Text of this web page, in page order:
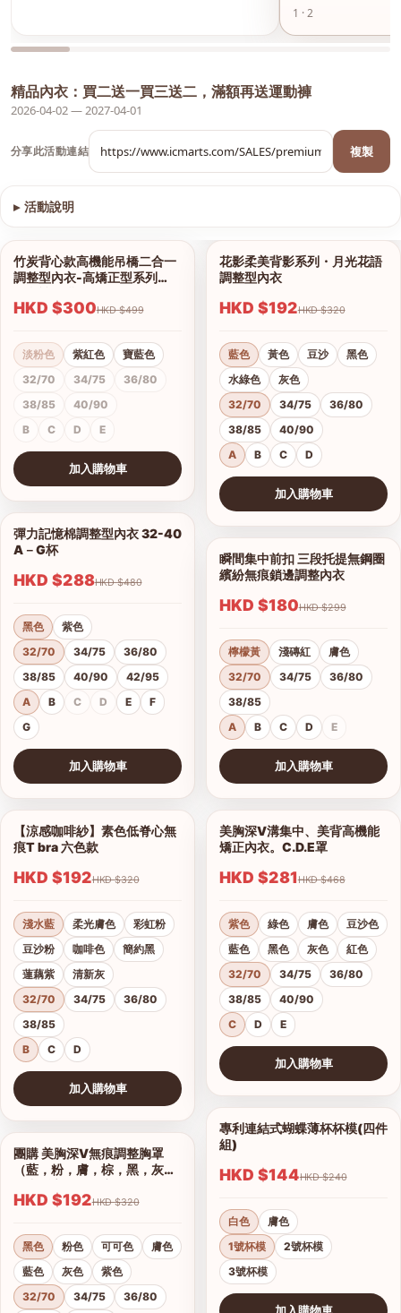
1 · 2
精品內衣：買二送一買三送二，滿額再送運動褲
2026-04-02 — 2027-04-01
分享此活動連結 複製
▸ 活動說明
1/13
查看圖片
竹炭背心款高機能吊橋二合一
調整型內衣-高矯正型系列
HKD $300 HKD $499
淡粉色 紫紅色
寶藍色
32/70
34/75
36/80
38/85
40/90
B
C D E
加入購物車
1/18
查看圖片
彈力記憶棉調整型內衣 32-40
A－G杯
HKD $288 HKD $480
黑色
紫色
32/70
34/75
36/80
38/85
40/90
42/95
A
B C D E
F
G
加入購物車
1/18
查看圖片
【涼感咖啡紗】素色低脊心無
痕T bra 六色款
HKD $192 HKD $320
淺水藍 柔光膚色
彩虹粉
豆沙粉
咖啡色
簡約黑
蓮藕紫
清新灰
32/70
34/75
36/80
38/85
B
C D
加入購物車
1/17
查看圖片
團購 美胸深V無痕調整胸罩
（藍，粉，膚，棕，黑，灰）
HKD $192 HKD $320
黑色 粉色 可可色
膚色
藍色
灰色
紫色
32/70
34/75 36/80
1/18
花影柔美背影系列・月光花語
調整型內衣
HKD $192 HKD $320
藍色 黃色 豆沙
黑色
水綠色
灰色
32/70
34/75
36/80
38/85
40/90
A
B C D
加入購物車
1/9
查看圖片
瞬間集中前扣 三段托提無鋼圈
繽紛無痕鎖邊調整內衣
HKD $180 HKD $299
檸檬黃 淺磚紅
膚色
32/70
34/75
36/80
38/85
A
B C D E
加入購物車
1/16
查看圖片
美胸深V溝集中、美背高機能
矯正內衣。C.D.E罩
HKD $281 HKD $468
紫色 綠色 膚色
豆沙色
藍色
黑色 灰色
紅色
32/70
34/75
36/80
38/85
40/90
C
D E
加入購物車
1/2
查看圖片
專利連結式蝴蝶薄杯杯模(四件
組)
HKD $144 HKD $240
白色
膚色
1號杯模
2號杯模
3號杯模